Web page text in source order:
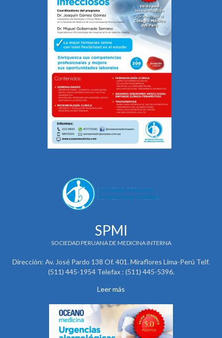
SPMI
SOCIEDAD PERUANA DE MEDICINA INTERNA
Dirección: Av. José Pardo 138 Of. 401. Miraflores Lima-Perú Telf.
(511) 445-1954 Telefax : (511) 445-5396.
Leer más